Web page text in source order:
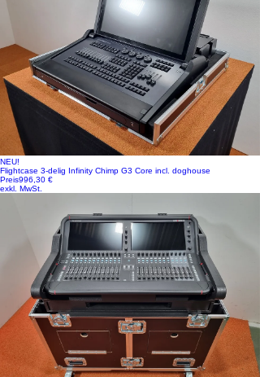
NEU!
Flightcase 3-delig Infinity Chimp G3 Core incl. doghouse
Preis996,30 €
exkl. MwSt.